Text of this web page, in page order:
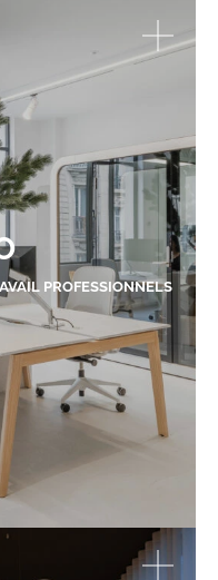
PROFESSIONNELS